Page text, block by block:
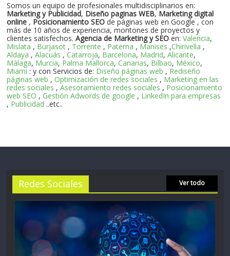
Somos un equipo de profesionales multidisciplinarios en:
Marketing y Publicidad, Diseño paginas WEB, Marketing digital
online , Posicionamiento SEO de páginas web en Google , con
más de 10 años de experiencia, montones de proyectos y
clientes satisfechos.Agencia de Marketing y SEO en:Valencia,
Mislata , Burjasot , Torrente , Paterna , Manises ,Chirivella ,
Aldaya ,Alacuás ,Catarroja, Barcelona, Madrid,Alicante,
Málaga, Murcia, Palma Mallorca,Canarias, Bilbao, México,
Miami : y con Servicios de: Diseño páginas web , Rediseño
páginas web ,Optimización de redes sociales , Marketing en las
redes sociales ,Asesoramiento redes sociales , Posicionamiento
web SEO , Gestión Adwords de google , LinkedIn para empresas
, Publicidad ..etc..
Redes Sociales Ver todo